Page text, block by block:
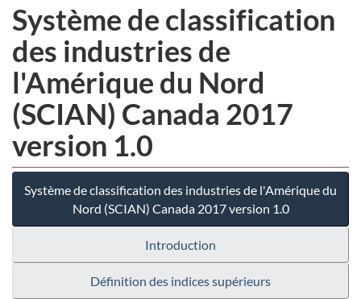
Système de classification
des industries de
l'Amérique du Nord
(SCIAN) Canada 2017
version 1.0
Système de classification des industries de l'Amérique du
Nord (SCIAN) Canada 2017 version 1.0
Introduction
Définition des indices supérieurs